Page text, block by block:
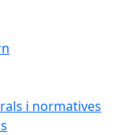
i normatives